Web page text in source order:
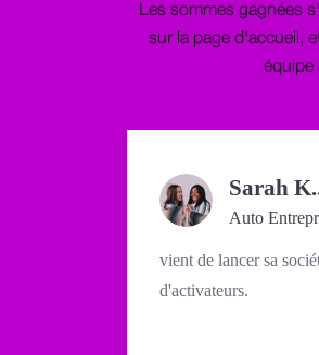
Les sommes gagnées
sur la page d'accueil,
équipe
Sarah
Auto
vient de lancer sa
d'activateurs.